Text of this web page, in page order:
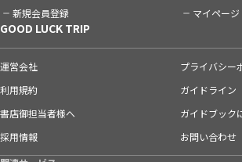
新規会員登録 マイページ
GOOD LUCK TRIP
運営会社
プライバシー
利用規約
ガイドライン
書店御担当者様へ
ガイドブック
採用情報
お問い合わせ